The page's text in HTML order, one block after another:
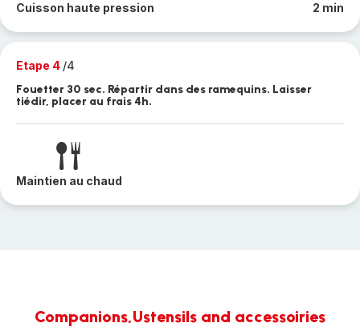
Cuisson haute pression 2 min
Etape 4 /4
Fouetter 30 sec. Répartir dans des ramequins. Laisser
tiédir, placer au frais 4h.
Maintien au chaud
Companions,Ustensils and accessoiries